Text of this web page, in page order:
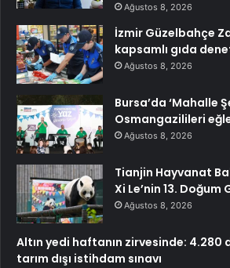
Ağustos 8, 2026
İzmir Güzelbahçe
kapsamlı gıda
Ağustos 8, 2026
Bursa’da ‘Mahalle
Osmangazilileri
Ağustos 8, 2026
Tianjin Hayvanat
Xi Le’nin 13. Doğum
Ağustos 8, 2026
Altın yedi haftanın zirvesinde: 4.280
tarım dışı istihdam sınavı